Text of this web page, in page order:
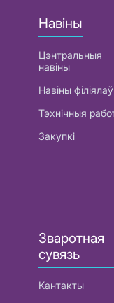
Навіны
Цэнтральныя
навіны
Навіны філіялаў
Тэхнічныя
Закупкі
Зваротная
сувязь
Кантакты